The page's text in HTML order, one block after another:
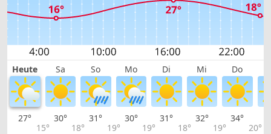
Heute Sa So Mo Di Mi Do
27°
15°
30°
18°
31°
19°
30°
19°
31°
18°
32°
19°
34°
20°